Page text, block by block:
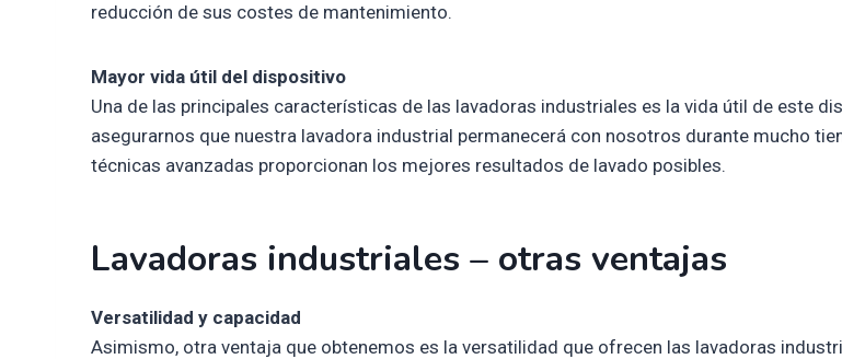
reducción de sus costes de mantenimiento.
Mayor vida útil del dispositivo
Una de las principales características de las lavadoras industriales es la vida útil de este
asegurarnos que nuestra lavadora industrial permanecerá con nosotros durante mucho
técnicas avanzadas proporcionan los mejores resultados de lavado posibles.
Lavadoras industriales – otras ventajas
Versatilidad y capacidad
Asimismo, otra ventaja que obtenemos es la versatilidad que ofrecen las lavadoras